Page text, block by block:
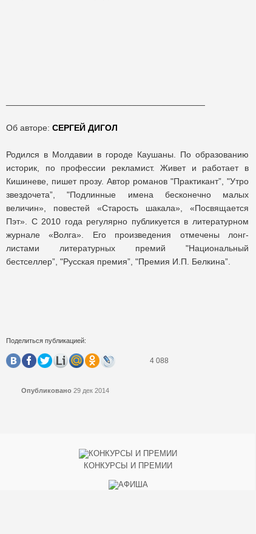
Об авторе: СЕРГЕЙ ДИГОЛ
Родился в Молдавии в городе Каушаны. По образованию
историк, по профессии рекламист. Живет и работает в
Кишиневе, пишет прозу. Автор романов "Практикант”, "Утро
звездочета”, "Подлинные имена бесконечно малых
величин», повестей «Старость шакала», «Посвящается
Пэт». С 2010 года регулярно публикуется в литературном
журнале «Волга». Его произведения отмечены лонг-
листами литературных премий "Национальный
бестселлер”, "Русская премия”, "Премия И.П. Белкина”.
Поделиться публикацией:
4 088
Опубликовано 29 дек 2014
КОНКУРСЫ И ПРЕМИИ